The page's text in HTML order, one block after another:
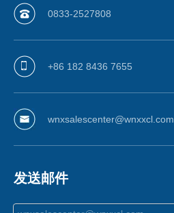
0833-2527808
+86 182 8436 7655
wnxsalescenter@wnxxcl.com
发送邮件